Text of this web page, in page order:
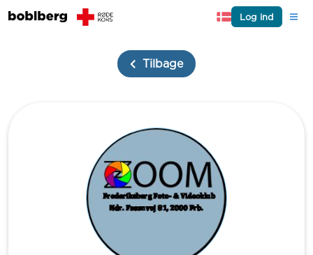
Log ind
Tilbage